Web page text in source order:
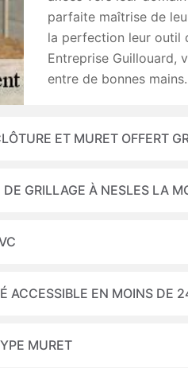
parfaite maîtrise de
la perfection leur outil
Entreprise Guillouard,
entre de bonnes mains.
ET MURET OFFERT
DE GRILLAGE À NESLES LA
ACCESSIBLE EN MOINS DE
MURET